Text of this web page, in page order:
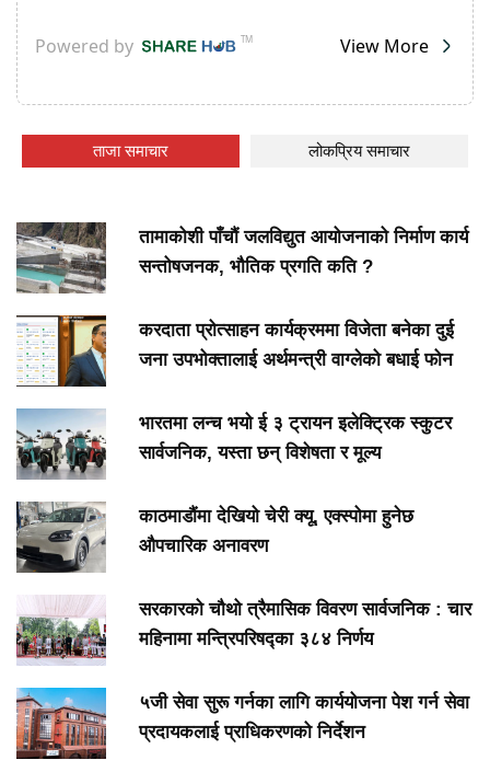
ताजा समाचार लोकप्रिय समाचार
तामाकोशी पाँचौं जलविद्युत आयोजनाको निर्माण कार्य
सन्तोषजनक, भौतिक प्रगति कति ?
करदाता प्रोत्साहन कार्यक्रममा विजेता बनेका दुई
जना उपभोक्तालाई अर्थमन्त्री वाग्लेको बधाई फोन
भारतमा लन्च भयो ई ३ ट्रायन इलेक्ट्रिक स्कुटर
सार्वजनिक, यस्ता छन् विशेषता र मूल्य
काठमाडौंमा देखियो चेरी क्यू, एक्स्पोमा हुनेछ
औपचारिक अनावरण
सरकारको चौथो त्रैमासिक विवरण सार्वजनिक : चार
महिनामा मन्त्रिपरिषद्का ३८४ निर्णय
५जी सेवा सुरू गर्नका लागि कार्ययोजना पेश गर्न सेवा
प्रदायकलाई प्राधिकरणको निर्देशन